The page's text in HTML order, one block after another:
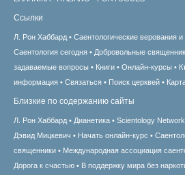
Ссылки
Л. Рон Хаббард Саентологические верования и
Саентология сегодня
Добровольные
задаваемые вопросы
Книги Онлайн-курсы
информация
Связаться Поиск церквей
Близкие по содержанию сайты
Л. Рон Хаббард Дианетика Scientology Network
Дэвид Мицкевич
Начать онлайн-курс
священники
Международная ассоциация
Дорога к счастью
В поддержку мира без